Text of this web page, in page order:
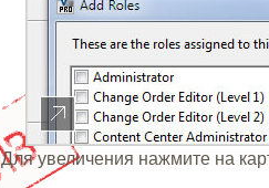
Для увеличения нажмите на